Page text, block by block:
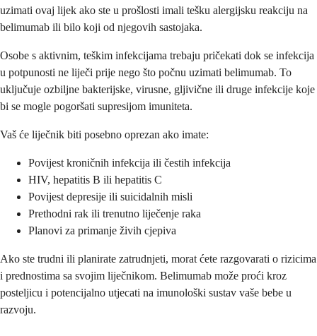
uzimati ovaj lijek ako ste u prošlosti imali tešku alergijsku reakciju na
belimumab ili bilo koji od njegovih sastojaka.
Osobe s aktivnim, teškim infekcijama trebaju pričekati dok se infekcija
u potpunosti ne liječi prije nego što počnu uzimati belimumab. To
uključuje ozbiljne bakterijske, virusne, gljivične ili druge infekcije koje
bi se mogle pogoršati supresijom imuniteta.
Vaš će liječnik biti posebno oprezan ako imate:
Povijest kroničnih infekcija ili čestih infekcija
HIV, hepatitis B ili hepatitis C
Povijest depresije ili suicidalnih misli
Prethodni rak ili trenutno liječenje raka
Planovi za primanje živih cjepiva
Ako ste trudni ili planirate zatrudnjeti, morat ćete razgovarati o rizicima
i prednostima sa svojim liječnikom. Belimumab može proći kroz
posteljicu i potencijalno utjecati na imunološki sustav vaše bebe u
razvoju.